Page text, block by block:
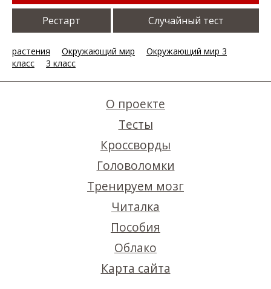
Рестарт Случайный тест
растения Окружающий мир
Окружающий мир 3
класс
3 класс
О проекте
Тесты
Кроссворды
Головоломки
Тренируем мозг
Читалка
Пособия
Облако
Карта сайта